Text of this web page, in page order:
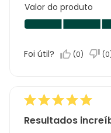
Valor do produto
Valor
do
4.0
Foi útil? (0) (0
Resultados